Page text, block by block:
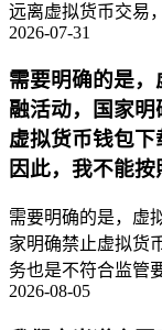
远离虚拟货币交易
2026-07-31
需要明确的是
融活动，国家
虚拟货币钱包下
因此，我不能
需要明确的是，虚
家明确禁止虚拟货
务也是不符合监管
2026-08-05